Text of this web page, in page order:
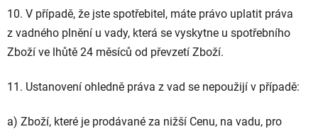
10. V případě, že jste spotřebitel, máte právo uplatit práva
z vadného plnění u vady, která se vyskytne u spotřebního
Zboží ve lhůtě 24 měsíců od převzetí Zboží.
11. Ustanovení ohledně práva z vad se nepoužijí v případě:
a) Zboží, které je prodávané za nižší Cenu, na vadu, pro